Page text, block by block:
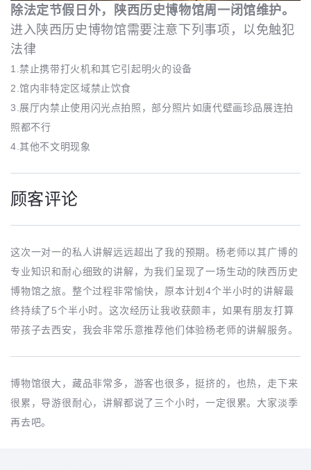
除法定节假日外，陕西历史博物馆周一闭馆维护。
进入陕西历史博物馆需要注意下列事项，以免触犯
法律
1.禁止携带打火机和其它引起明火的设备
2.馆内非特定区域禁止饮食
3.展厅内禁止使用闪光点拍照，部分照片如唐代壁画珍品展连拍
照都不行
4.其他不文明现象
顾客评论
这次一对一的私人讲解远远超出了我的预期。杨老师以其广博的
专业知识和耐心细致的讲解，为我们呈现了一场生动的陕西历史
博物馆之旅。整个过程非常愉快，原本计划4个半小时的讲解最
终持续了5个半小时。这次经历让我收获颇丰，如果有朋友打算
带孩子去西安，我会非常乐意推荐他们体验杨老师的讲解服务。
博物馆很大，藏品非常多，游客也很多，挺挤的，也热，走下来
很累，导游很耐心，讲解都说了三个小时，一定很累。大家淡季
再去吧。